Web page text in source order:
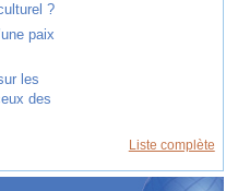
?
paix
les
des
Liste complète